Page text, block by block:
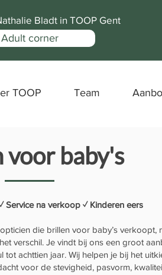
Bladt in TOOP Gent
Adult corner
TOOP Team
voor baby's
Service na verkoop ✓ Kinderen eers
die brillen voor baby’s verkoopt,
verschil. Je vindt bij ons een groot
tot achttien jaar. Wij helpen je bij het
voor de stevigheid, pasvorm,